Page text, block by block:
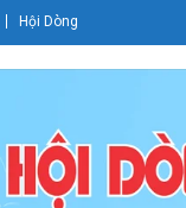
Hội Dòng